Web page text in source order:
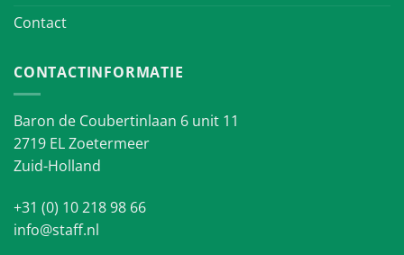
Contact
CONTACTINFORMATIE
Baron de Coubertinlaan 6 unit 11
2719 EL Zoetermeer
Zuid-Holland
+31 (0) 10 218 98 66
info@staff.nl